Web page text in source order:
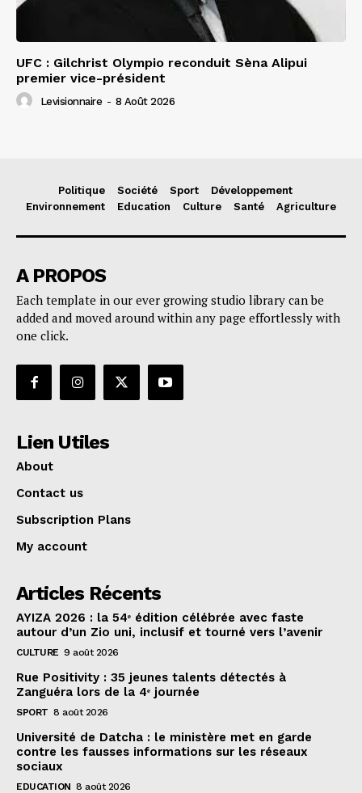
UFC : Gilchrist Olympio reconduit Sèna Alipui
premier vice-président
Levisionnaire - 8 Août 2026
Politique Société Sport
Développement
Environnement
Education Culture Santé Agriculture
A PROPOS
Each template in our ever growing studio library can be
added and moved around within any page effortlessly with
one click.
Lien Utiles
About
Contact us
Subscription Plans
My account
Articles Récents
AYIZA 2026 : la 54ᵉ édition célébrée avec faste
autour d’un Zio uni, inclusif et tourné vers l’avenir
CULTURE 9 août 2026
Rue Positivity : 35 jeunes talents détectés à
Zanguéra lors de la 4ᵉ journée
SPORT 8 août 2026
Université de Datcha : le ministère met en garde
contre les fausses informations sur les réseaux
sociaux
EDUCATION 8 août 2026